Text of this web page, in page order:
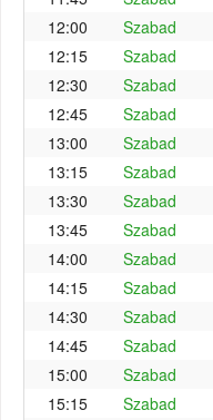
12:00
Szabad
12:15
Szabad
12:30
Szabad
12:45
Szabad
13:00
Szabad
13:15
Szabad
13:30
Szabad
13:45
Szabad
14:00
Szabad
14:15
Szabad
14:30
Szabad
14:45
Szabad
15:00
Szabad
15:15
Szabad